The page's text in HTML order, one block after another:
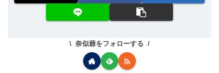
奈似爺をフォローする